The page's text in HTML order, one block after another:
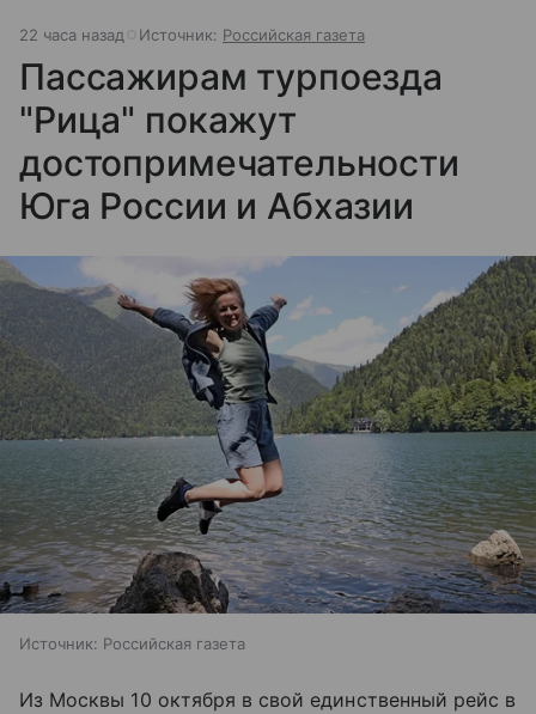
22 часа назад Источник: Российская газета
Пассажирам турпоезда
"Рица" покажут
достопримечательности
Юга России и Абхазии
Источник: Российская газета
Из Москвы 10 октября в свой единственный рейс в